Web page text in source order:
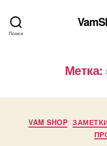
Поиск
Метка:
VAM SHOP